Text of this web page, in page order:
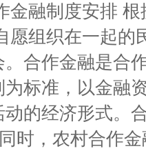
金融制度安排
愿组织在一起的
合作金融是合
标准，以金融
的经济形式。
时，农村合作